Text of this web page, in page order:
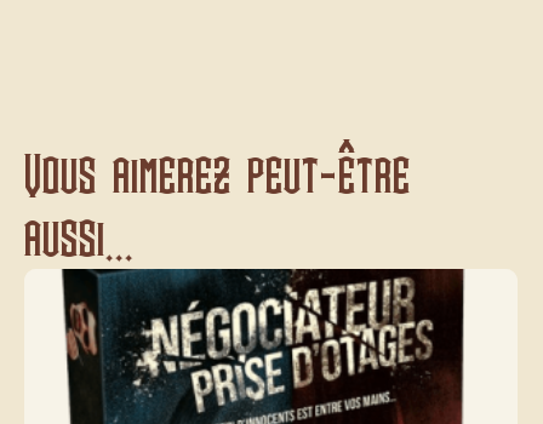
Vous aimerez peut-être
aussi...